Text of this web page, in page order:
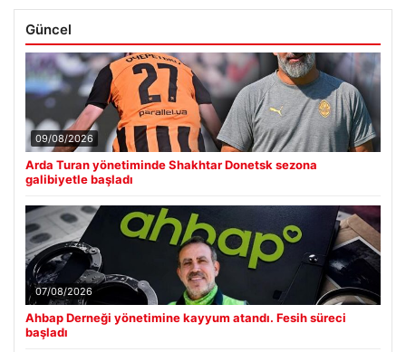
Güncel
09/08/2026
Arda Turan yönetiminde Shakhtar Donetsk sezona
galibiyetle başladı
07/08/2026
Ahbap Derneği yönetimine kayyum atandı. Fesih süreci
başladı